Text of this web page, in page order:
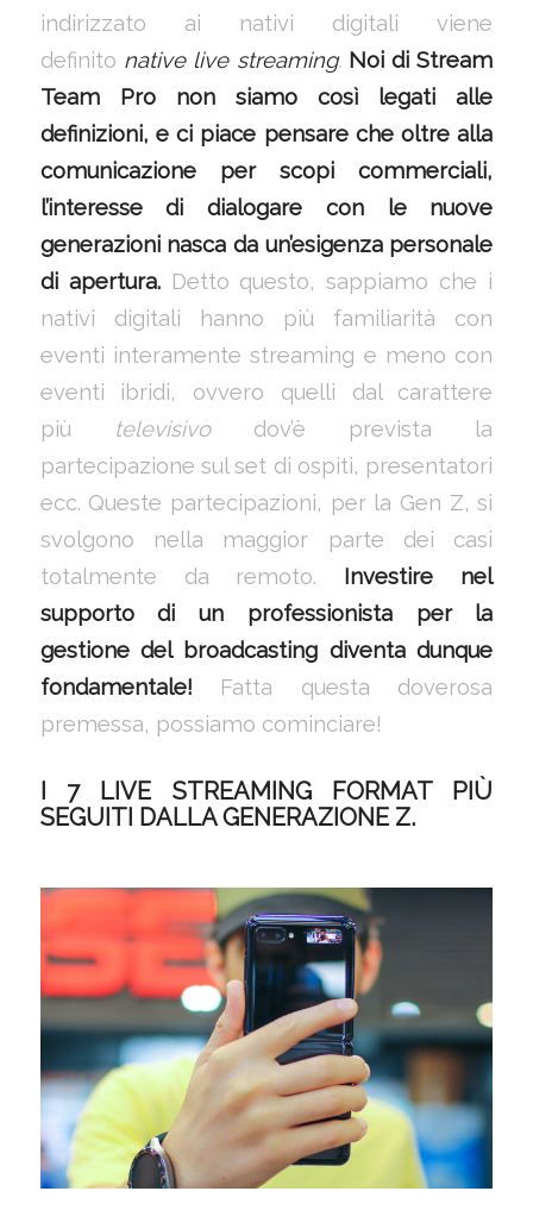
indirizzato ai nativi digitali viene
definito native live streaming. Noi di Stream
Team Pro non siamo così legati alle
definizioni, e ci piace pensare che oltre alla
comunicazione per scopi commerciali,
l’interesse di dialogare con le nuove
generazioni nasca da un’esigenza personale
di apertura. Detto questo, sappiamo che i
nativi digitali hanno più familiarità con
eventi interamente streaming e meno con
eventi ibridi, ovvero quelli dal carattere
più
televisivo dov’è prevista la
partecipazione sul set di ospiti, presentatori
ecc. Queste partecipazioni, per la Gen Z, si
svolgono nella maggior parte dei casi
totalmente da remoto. Investire nel
supporto di un professionista per la
gestione del broadcasting diventa dunque
fondamentale! Fatta questa doverosa
premessa, possiamo cominciare!
I 7 LIVE STREAMING FORMAT PIÙ
SEGUITI DALLA GENERAZIONE Z.